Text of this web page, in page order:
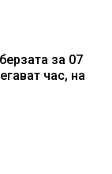
за 07
час, на